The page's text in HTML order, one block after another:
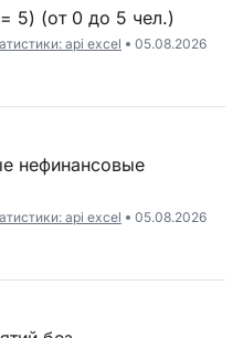
5) (от 0 до 5 чел.)
api excel 05.08.2026
api excel 05.08.2026